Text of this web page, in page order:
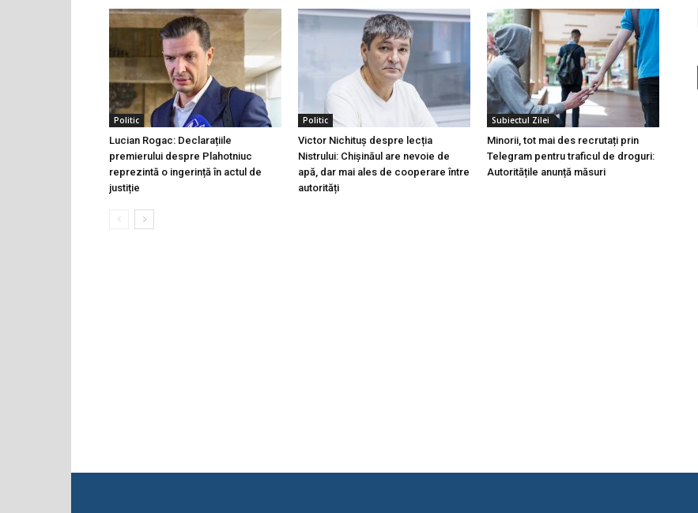
Politic
Lucian Rogac: Declarațiile
premierului despre Plahotniuc
reprezintă o ingerință în actul de
justiție
Politic
Victor Nichituș despre lecția
Nistrului: Chișinăul are nevoie de
apă, dar mai ales de cooperare între
autorități
Subiectul Zilei
Minorii, tot mai des recrutați prin
Telegram pentru traficul de droguri:
Autoritățile anunță măsuri